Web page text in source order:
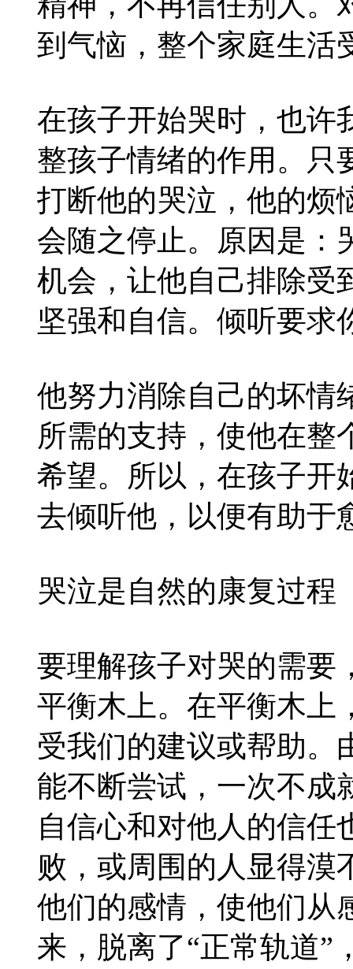
到气恼，整个家庭生活
在孩子开始哭时，也许
整孩子情绪的作用。只
打断他的哭泣，他的烦
会随之停止。原因是：
机会，让他自己排除受
坚强和自信。倾听要求
他努力消除自己的坏情
所需的支持，使他在整
希望。所以，在孩子开
去倾听他，以便有助于
哭泣是自然的康复过程
要理解孩子对哭的需要
平衡木上。在平衡木上
受我们的建议或帮助。
能不断尝试，一次不成
自信心和对他人的信任
败，或周围的人显得漠
他们的感情，使他们从
来，脱离了“正常轨道”